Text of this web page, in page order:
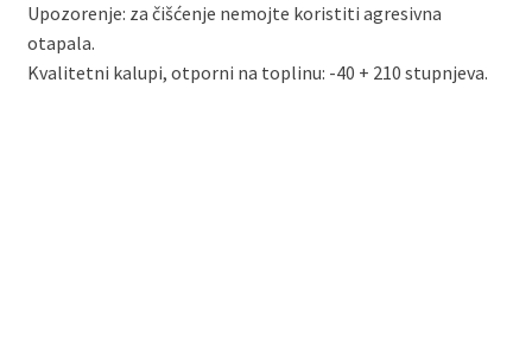
Upozorenje: za čišćenje nemojte koristiti agresivna
otapala.
Kvalitetni kalupi, otporni na toplinu: -40 + 210 stupnjeva.